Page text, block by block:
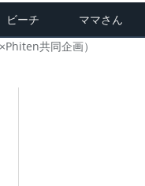
ビーチ ママさん
共同企画）